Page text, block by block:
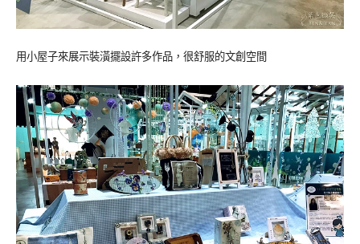
用小屋子來展示裝潢擺設許多作品，很舒服的文創空間